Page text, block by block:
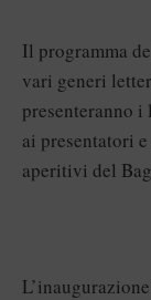
Il programma
vari generi
presenteranno i
ai presentatori
aperitivi del